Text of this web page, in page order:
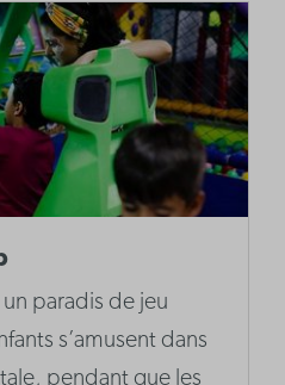
paradis de jeu
s’amusent dans
pendant que les